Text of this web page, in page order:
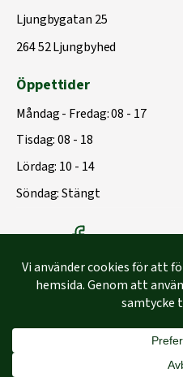
Ljungbygatan 25
264 52 Ljungbyhed
Öppettider
Måndag - Fredag: 08 - 17
Tisdag: 08 - 18
Lördag: 10 - 14
Söndag: Stängt
Träbolagets Facebook